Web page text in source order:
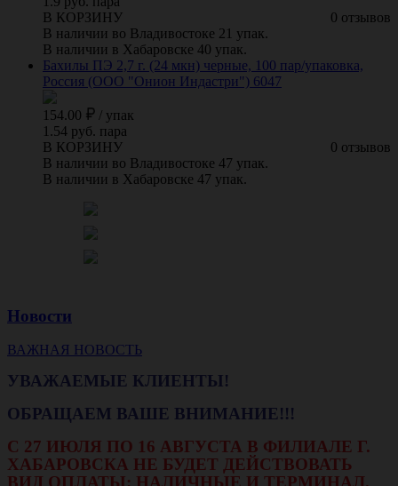
0 отзывов
В КОРЗИНУ
В наличии во Владивостоке 21 упак.
В наличии в Хабаровске 40 упак.
Бахилы ПЭ 2,7 г. (24 мкн) черные, 100 пар/упаковка,
Россия (ООО "Онион Индастри") 6047
154.00 / упак
1.54 руб. пара
0 отзывов
В КОРЗИНУ
В наличии во Владивостоке 47 упак.
В наличии в Хабаровске 47 упак.
Новости
ВАЖНАЯ НОВОСТЬ
УВАЖАЕМЫЕ КЛИЕНТЫ!
ОБРАЩАЕМ ВАШЕ ВНИМАНИЕ!!!
С 27 ИЮЛЯ ПО 16 АВГУСТА В ФИЛИАЛЕ Г.
ХАБАРОВСКА НЕ БУДЕТ ДЕЙСТВОВАТЬ
ВИД ОПЛАТЫ: НАЛИЧНЫЕ И ТЕРМИНАЛ.